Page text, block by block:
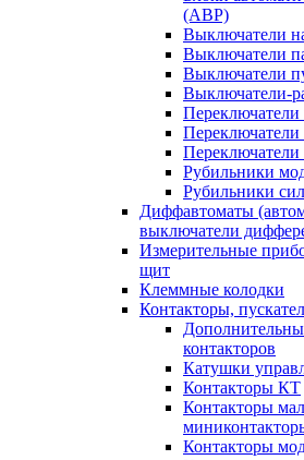
(АВР)
Выключатели
Выключатели
Выключатели
Выключатели-
Переключатели
Переключатели
Рубильники
Рубильники
Диффавтоматы
выключатели
Измерительные
щит
Клеммные колодки
Контакторы,
контакторов
Катушки
Контакторы КТ
Контакторы
Контакторы